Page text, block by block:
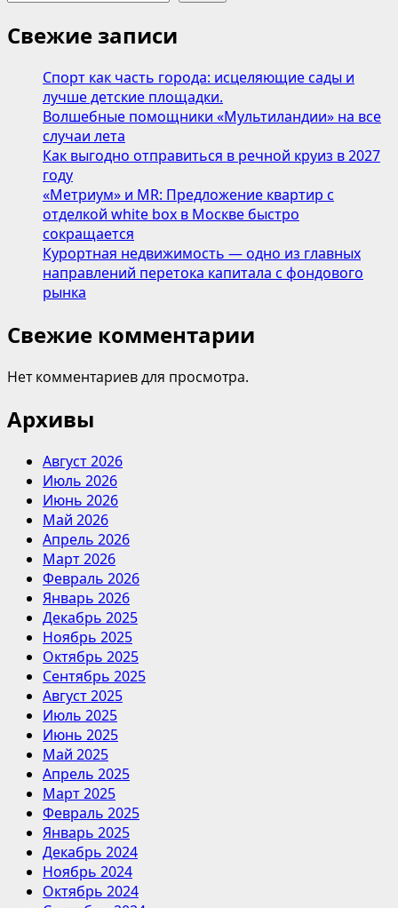
Свежие записи
Спорт как часть города: исцеляющие сады и
лучше детские площадки.
Волшебные помощники «Мультиландии» на все
случаи лета
Как выгодно отправиться в речной круиз в 2027
году
«Метриум» и MR: Предложение квартир с
отделкой white box в Москве быстро
сокращается
Курортная недвижимость — одно из главных
направлений перетока капитала с фондового
рынка
Свежие комментарии
Нет комментариев для просмотра.
Архивы
Август 2026
Июль 2026
Июнь 2026
Май 2026
Апрель 2026
Март 2026
Февраль 2026
Январь 2026
Декабрь 2025
Ноябрь 2025
Октябрь 2025
Сентябрь 2025
Август 2025
Июль 2025
Июнь 2025
Май 2025
Апрель 2025
Март 2025
Февраль 2025
Январь 2025
Декабрь 2024
Ноябрь 2024
Октябрь 2024